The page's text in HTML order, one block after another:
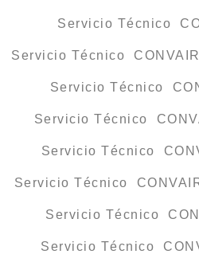
Servicio Técnico
Servicio Técnico
Servicio Técnico
Servicio Técnico
Servicio Técnico
Servicio Técnico
Servicio Técnico
Servicio Técnico